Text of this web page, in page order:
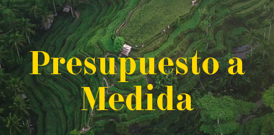
Presupuesto a
Medida